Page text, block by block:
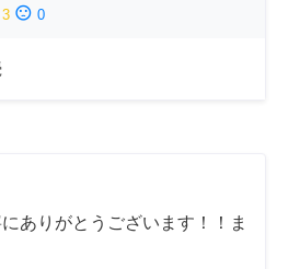
3 sentiment_dissatisfied 0
ありがとうございます！！ま